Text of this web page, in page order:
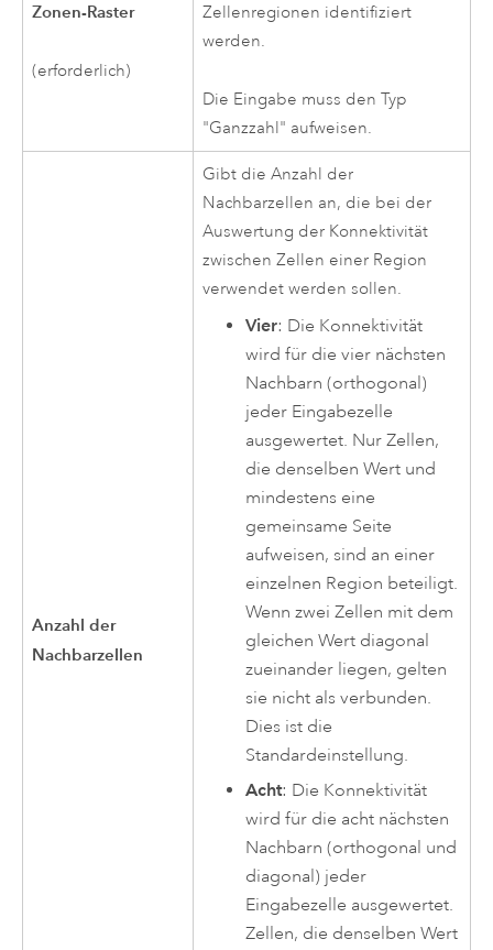
Zonen-Raster
(erforderlich)
Zellenregionen identifiziert
werden.
Die Eingabe muss den Typ
"Ganzzahl" aufweisen.
Anzahl der
Nachbarzellen
Gibt die Anzahl der
Nachbarzellen an, die bei der
Auswertung der Konnektivität
zwischen Zellen einer Region
verwendet werden sollen.
Vier: Die Konnektivität
wird für die vier nächsten
Nachbarn (orthogonal)
jeder Eingabezelle
ausgewertet. Nur Zellen,
die denselben Wert und
mindestens eine
gemeinsame Seite
aufweisen, sind an einer
einzelnen Region beteiligt.
Wenn zwei Zellen mit dem
gleichen Wert diagonal
zueinander liegen, gelten
sie nicht als verbunden.
Dies ist die
Standardeinstellung.
Acht: Die Konnektivität
wird für die acht nächsten
Nachbarn (orthogonal und
diagonal) jeder
Eingabezelle ausgewertet.
Zellen, die denselben Wert